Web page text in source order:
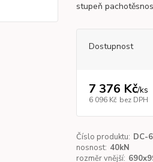
stupeň
Dostupnost
7 376 Kč/ks
6 096 Kč bez DPH
Číslo produktu: DC-
nosnost: 40kN
rozměr vnější: